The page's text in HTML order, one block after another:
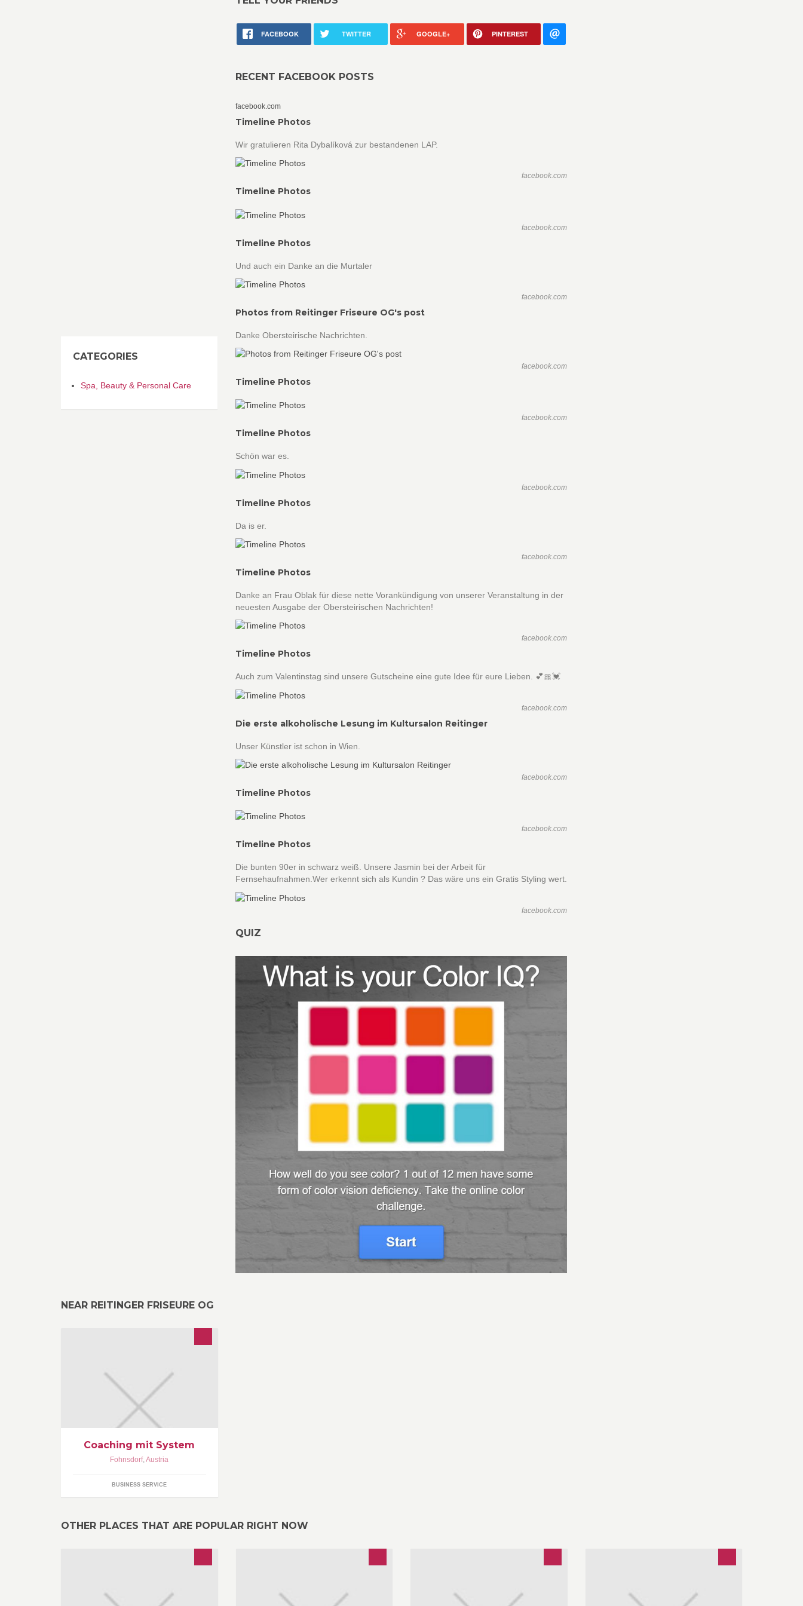
FACEBOOK TWITTER GOOGLE+ PINTEREST
RECENT FACEBOOK POSTS
facebook.com
Timeline Photos
Wir gratulieren Rita Dybalíková zur bestandenen LAP.
facebook.com
Timeline Photos
facebook.com
Timeline Photos
Und auch ein Danke an die Murtaler
facebook.com
Photos from Reitinger Friseure OG's post
Danke Obersteirische Nachrichten.
facebook.com
Timeline Photos
facebook.com
Timeline Photos
Schön war es.
facebook.com
Timeline Photos
Da is er.
facebook.com
Timeline Photos
Danke an Frau Oblak für diese nette Vorankündigung von unserer Veranstaltung in der
neuesten Ausgabe der Obersteirischen Nachrichten!
facebook.com
Timeline Photos
Auch zum Valentinstag sind unsere Gutscheine eine gute Idee für eure Lieben. 💕🎀💓
facebook.com
Die erste alkoholische Lesung im Kultursalon Reitinger
Unser Künstler ist schon in Wien.
facebook.com
Timeline Photos
facebook.com
Timeline Photos
Die bunten 90er in schwarz weiß. Unsere Jasmin bei der Arbeit für
Fernsehaufnahmen.Wer erkennt sich als Kundin ? Das wäre uns ein Gratis Styling wert.
facebook.com
QUIZ
CATEGORIES
Spa, Beauty & Personal Care
NEAR REITINGER FRISEURE OG
Unter Coaching versteht man eine
lösungs- und zielorientierte (oft auch
länger andauernde) Begleitung.
Coaching mit System
Fohnsdorf,Austria
BUSINESS SERVICE
OTHER PLACES THAT ARE POPULAR RIGHT NOW